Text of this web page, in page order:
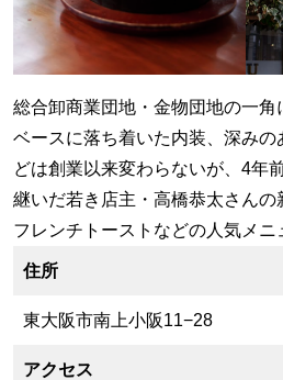
総合卸商業団地・金物団地の一
ベースに落ち着いた内装、深み
どは創業以来変わらないが、4年
継いだ若き店主・高橋恭太さんの
フレンチトーストなどの人気メニ
住所
東大阪市南上小阪11−28
アクセス